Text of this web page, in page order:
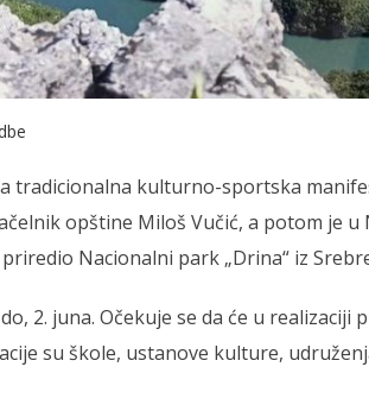
tradicionalna kulturno-sportska
opštine Miloš Vučić, a potom je
Nacionalni park „Drina“ iz
do, 2. juna. Očekuje se da će u
su škole, ustanove kulture,